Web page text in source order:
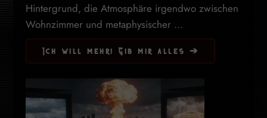
Hintergrund, die Atmosphäre irgendwo zwischen
Wohnzimmer und metaphysischer ...
Ich will mehr! Gib mir alles ➔